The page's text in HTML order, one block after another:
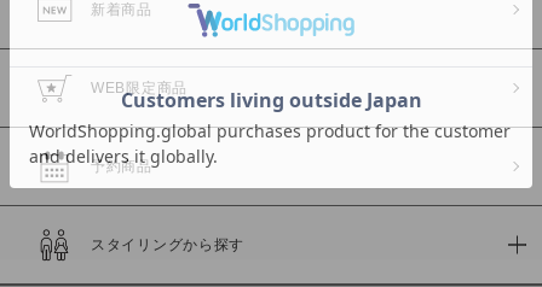
カラー
新着商品
WEB限定商品
予約商品
スタイリングから探す